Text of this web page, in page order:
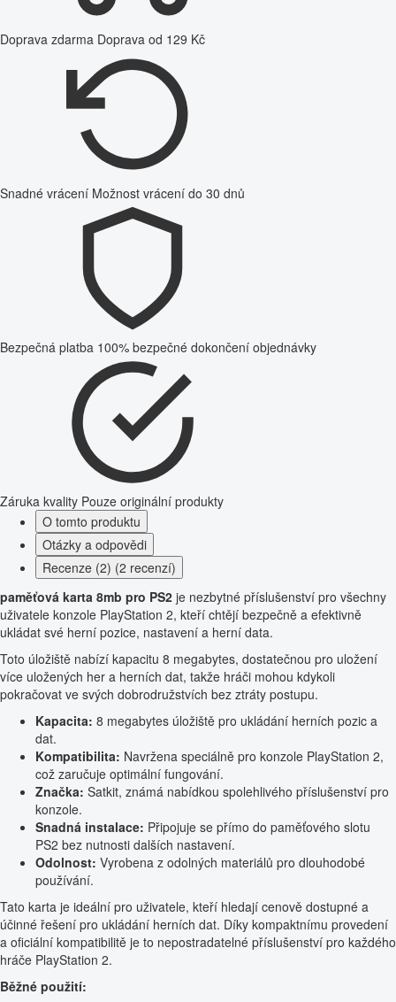
Doprava zdarma Doprava od 129 Kč
Snadné vrácení Možnost vrácení do 30 dnů
Bezpečná platba 100% bezpečné dokončení objednávky
Záruka kvality Pouze originální produkty
O tomto produktu
Otázky a odpovědi
Recenze (2) (2 recenzí)
paměťová karta 8mb pro PS2 je nezbytné příslušenství pro všechny
uživatele konzole PlayStation 2, kteří chtějí bezpečně a efektivně
ukládat své herní pozice, nastavení a herní data.
Toto úložiště nabízí kapacitu 8 megabytes, dostatečnou pro uložení
více uložených her a herních dat, takže hráči mohou kdykoli
pokračovat ve svých dobrodružstvích bez ztráty postupu.
Kapacita: 8 megabytes úložiště pro ukládání herních pozic a
dat.
Kompatibilita: Navržena speciálně pro konzole PlayStation 2,
což zaručuje optimální fungování.
Značka: Satkit, známá nabídkou spolehlivého příslušenství pro
konzole.
Snadná instalace: Připojuje se přímo do paměťového slotu
PS2 bez nutnosti dalších nastavení.
Odolnost: Vyrobena z odolných materiálů pro dlouhodobé
používání.
Tato karta je ideální pro uživatele, kteří hledají cenově dostupné a
účinné řešení pro ukládání herních dat. Díky kompaktnímu provedení
a oficiální kompatibilitě je to nepostradatelné příslušenství pro každého
hráče PlayStation 2.
Běžné použití: